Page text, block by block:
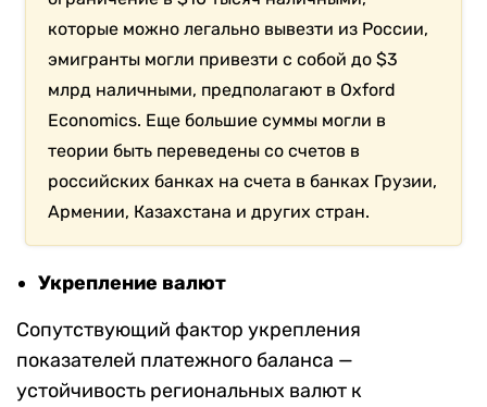
которые можно легально вывезти из России,
эмигранты могли привезти с собой до $3
млрд наличными, предполагают в Oxford
Economics. Еще большие суммы могли в
теории быть переведены со счетов в
российских банках на счета в банках Грузии,
Армении, Казахстана и других стран.
Укрепление валют
Cопутствующий фактор укрепления
показателей платежного баланса —
устойчивость региональных валют к